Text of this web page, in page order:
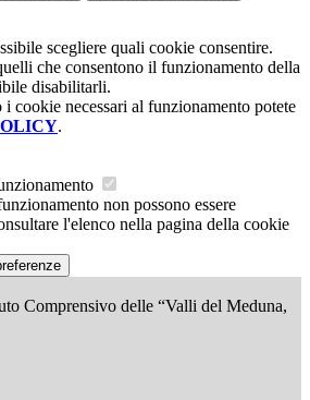
scegliere quali cookie consentire.
che consentono il funzionamento della
disabilitarli.
i cookie necessari al funzionamento potete
.
non possono essere
l'elenco nella pagina della cookie
Comprensivo delle “Valli del Meduna,